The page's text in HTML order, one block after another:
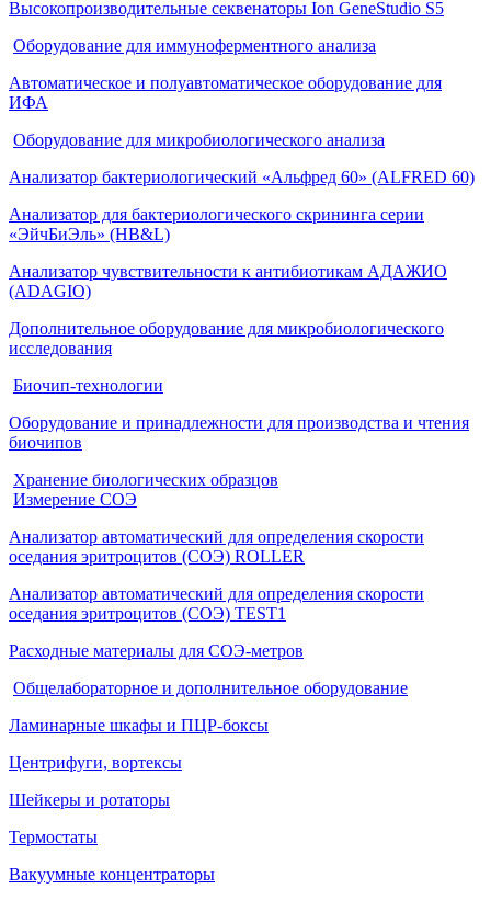
Высокопроизводительные секвенаторы Ion GeneStudio S5
Оборудование для иммуноферментного анализа
Автоматическое и полуавтоматическое оборудование для
ИФА
Оборудование для микробиологического анализа
Анализатор бактериологический «Альфред 60» (ALFRED 60)
Анализатор для бактериологического скрининга серии
«ЭйчБиЭль» (HB&L)
Анализатор чувствительности к антибиотикам АДАЖИО
(ADAGIO)
Дополнительное оборудование для микробиологического
исследования
Биочип-технологии
Оборудование и принадлежности для производства и чтения
биочипов
Хранение биологических образцов
Измерение СОЭ
Анализатор автоматический для определения скорости
оседания эритроцитов (СОЭ) ROLLER
Анализатор автоматический для определения скорости
оседания эритроцитов (СОЭ) TEST1
Расходные материалы для СОЭ-метров
Общелабораторное и дополнительное оборудование
Ламинарные шкафы и ПЦР-боксы
Центрифуги, вортексы
Шейкеры и ротаторы
Термостаты
Вакуумные концентраторы